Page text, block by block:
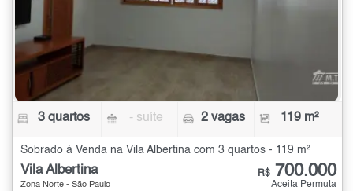
3 quartos - suíte 2 vagas 119 m²
Sobrado à Venda na Vila Albertina com 3 quartos - 119 m²
Vila Albertina
Zona Norte - São Paulo
R$ 700.000
Aceita Permuta